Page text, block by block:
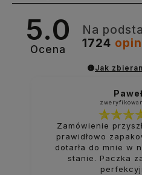
5.0
Ocena
Na
1724
Jak
Paweł
Zamówienie
prawidłowo
dotarła do mnie w
stanie. Paczka